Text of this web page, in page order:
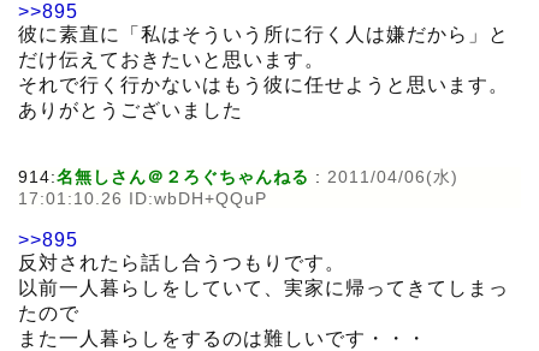
>>895
彼に素直に「私はそういう所に行く人は嫌だから」と
だけ伝えておきたいと思います。
それで行く行かないはもう彼に任せようと思います。
ありがとうございました
914:名無しさん＠２ろぐちゃんねる : 2011/04/06(水)
17:01:10.26 ID:wbDH+QQuP
>>895
反対されたら話し合うつもりです。
以前一人暮らしをしていて、実家に帰ってきてしまっ
たので
また一人暮らしをするのは難しいです・・・